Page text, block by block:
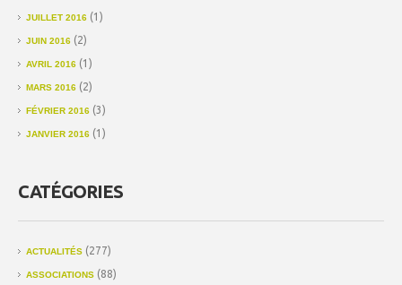
JUILLET 2016 (1)
JUIN 2016 (2)
AVRIL 2016 (1)
MARS 2016 (2)
FÉVRIER 2016 (3)
JANVIER 2016 (1)
CATÉGORIES
ACTUALITÉS (277)
ASSOCIATIONS (88)